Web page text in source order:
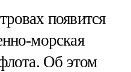
появится
морская
Об этом